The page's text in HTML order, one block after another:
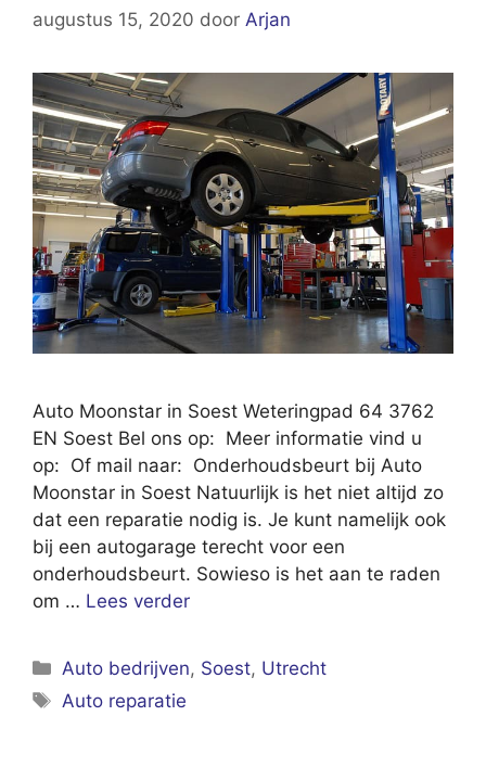
augustus 15, 2020 door Arjan
Auto Moonstar in Soest Weteringpad 64 3762
EN Soest Bel ons op: Meer informatie vind u
op: Of mail naar: Onderhoudsbeurt bij Auto
Moonstar in Soest Natuurlijk is het niet altijd zo
dat een reparatie nodig is. Je kunt namelijk ook
bij een autogarage terecht voor een
onderhoudsbeurt. Sowieso is het aan te raden
om … Lees verder
Categorieën
Auto bedrijven, Soest, Utrecht
Tags
Auto reparatie